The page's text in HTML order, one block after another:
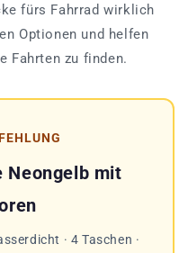
fürs Fahrrad wirklich
Optionen und helfen
Fahrten zu finden.
Neongelb mit
· 4 Taschen ·